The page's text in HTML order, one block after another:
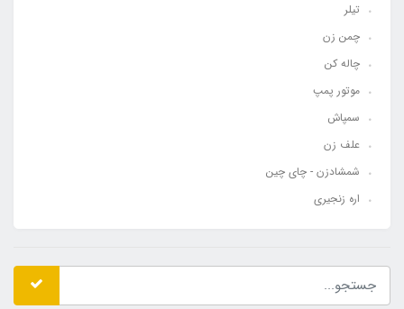
تیلر
چمن زن
چاله کن
موتور پمپ
سمپاش
علف زن
شمشادزن - چای چین
اره زنجیری